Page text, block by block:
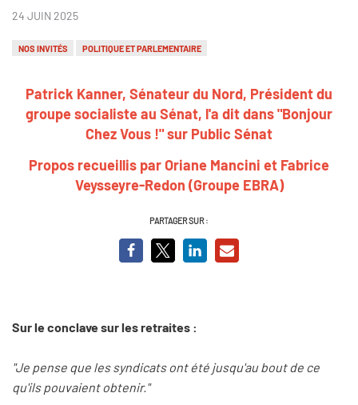
24 JUIN 2025
NOS INVITÉS POLITIQUE ET PARLEMENTAIRE
Patrick Kanner, Sénateur du Nord, Président du
groupe socialiste au Sénat, l'a dit dans "Bonjour
Chez Vous !" sur Public Sénat
Propos recueillis par Oriane Mancini et Fabrice
Veysseyre-Redon (Groupe EBRA)
PARTAGER SUR :
Sur le conclave sur les retraites :
"Je pense que les syndicats ont été jusqu'au bout de ce
qu'ils pouvaient obtenir."